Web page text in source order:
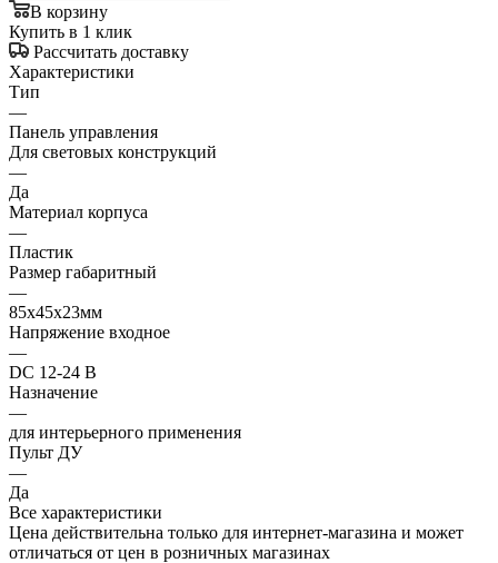
В корзину
Купить в 1 клик
Рассчитать доставку
Характеристики
Тип
—
Панель управления
Для световых конструкций
—
Да
Материал корпуса
—
Пластик
Размер габаритный
—
85х45х23мм
Напряжение входное
—
DC 12-24 В
Назначение
—
для интерьерного применения
Пульт ДУ
—
Да
Все характеристики
Цена действительна только для интернет-магазина и может
отличаться от цен в розничных магазинах